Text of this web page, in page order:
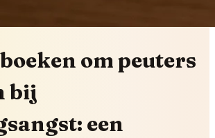
om peuters
bij
een